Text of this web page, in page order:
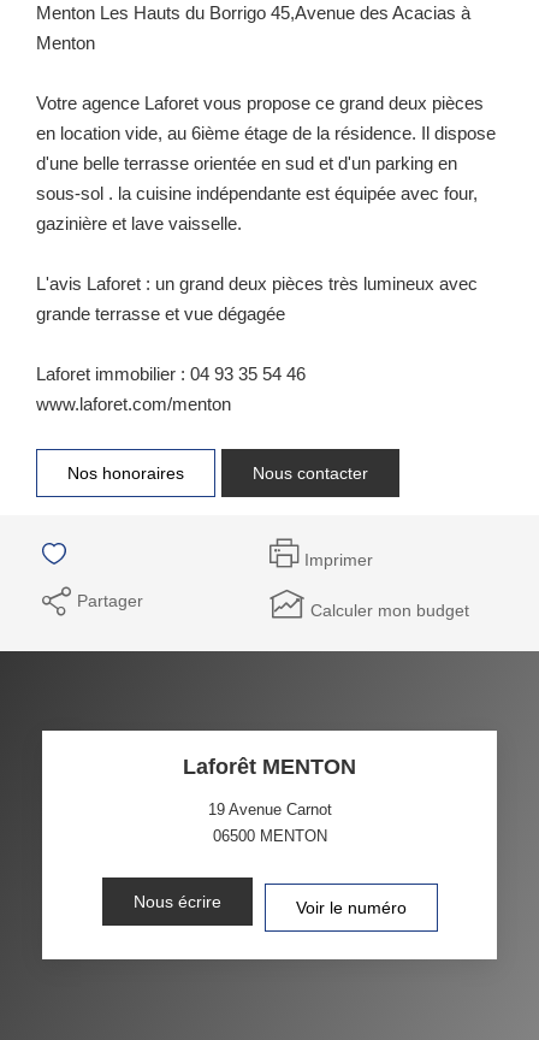
Menton Les Hauts du Borrigo 45,Avenue des Acacias à
Menton
Votre agence Laforet vous propose ce grand deux pièces
en location vide, au 6ième étage de la résidence. Il dispose
d'une belle terrasse orientée en sud et d'un parking en
sous-sol . la cuisine indépendante est équipée avec four,
gazinière et lave vaisselle.
L'avis Laforet : un grand deux pièces très lumineux avec
grande terrasse et vue dégagée
Laforet immobilier : 04 93 35 54 46
www.laforet.com/menton
Nos honoraires Nous contacter
Imprimer
Partager Calculer mon budget
Laforêt MENTON
19 Avenue Carnot
06500 MENTON
Nous écrire Voir le numéro